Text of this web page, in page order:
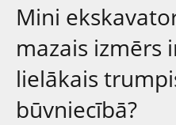
Mini
mazais izmērs
lielākais
būvniecībā?